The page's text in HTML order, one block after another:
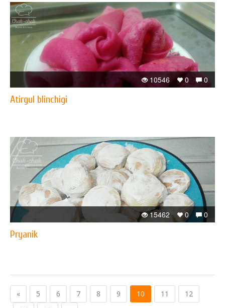
0
0
10546
Atirgul blinchigi
0
0
15462
Pryanik
« 5 6 7 8 9 10 11
12